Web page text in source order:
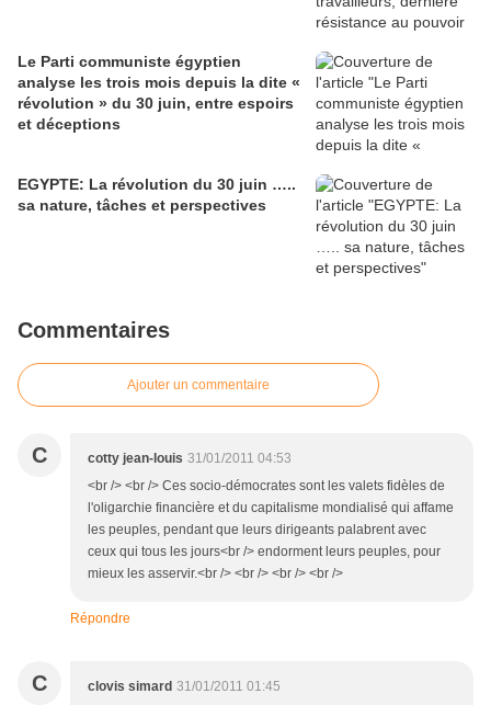
Le Parti communiste égyptien
analyse les trois mois depuis la dite «
révolution » du 30 juin, entre espoirs
et déceptions
EGYPTE: La révolution du 30 juin …..
sa nature, tâches et perspectives
Commentaires
Ajouter un commentaire
C cotty jean-louis 31/01/2011 04:53
<br /> <br /> Ces socio-démocrates sont les valets fidèles de
l'oligarchie financière et du capitalisme mondialisé qui affame
les peuples, pendant que leurs dirigeants palabrent avec
ceux qui tous les jours<br /> endorment leurs peuples, pour
mieux les asservir.<br /> <br /> <br /> <br />
Répondre
C clovis simard 31/01/2011 01:45